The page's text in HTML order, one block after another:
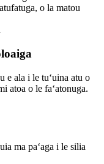
o la matou
e ala i le tuʻuina atu o
atoa o le faʻatonuga.
ma paʻaga i le silia